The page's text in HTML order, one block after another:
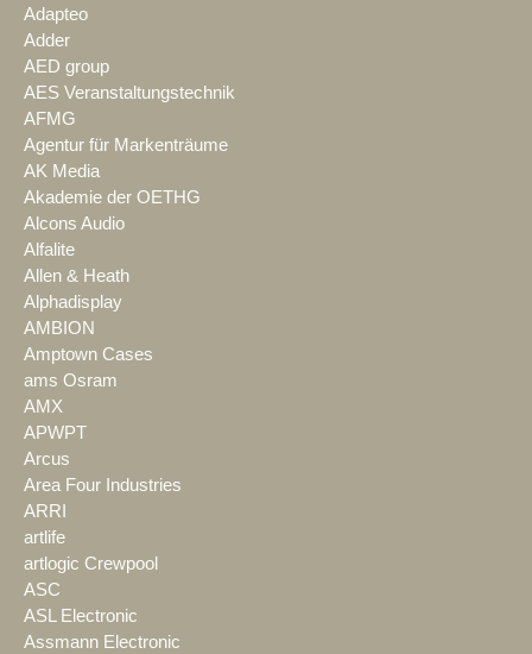
Adapteo
Adder
AED group
AES Veranstaltungstechnik
AFMG
Agentur für Markenträume
AK Media
Akademie der OETHG
Alcons Audio
Alfalite
Allen & Heath
Alphadisplay
AMBION
Amptown Cases
ams Osram
AMX
APWPT
Arcus
Area Four Industries
ARRI
artlife
artlogic Crewpool
ASC
ASL Electronic
Assmann Electronic